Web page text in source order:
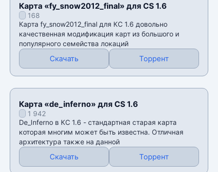
Карта «fy_snow2012_final» для CS 1.6
168
Карта fy_snow2012_final для КС 1.6 довольно
качественная модификация карт из большого и
популярного семейства локаций
Скачать Торрент
Карта «de_inferno» для CS 1.6
1 942
De_Inferno в КС 1.6 - стандартная старая карта
которая многим может быть известна. Отличная
архитектура также на данной
Скачать Торрент